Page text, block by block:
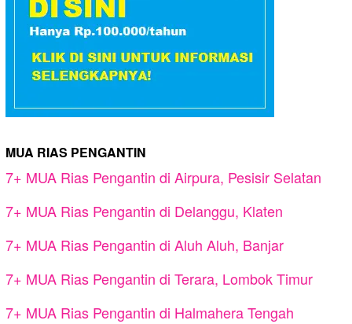
MUA RIAS PENGANTIN
7+ MUA Rias Pengantin di Airpura, Pesisir Selatan
7+ MUA Rias Pengantin di Delanggu, Klaten
7+ MUA Rias Pengantin di Aluh Aluh, Banjar
7+ MUA Rias Pengantin di Terara, Lombok Timur
7+ MUA Rias Pengantin di Halmahera Tengah